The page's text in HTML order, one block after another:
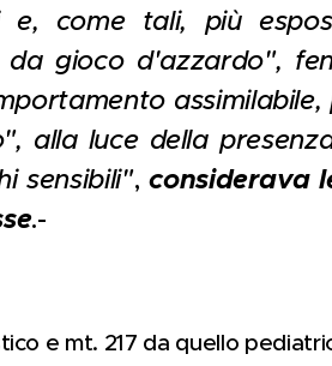
e, come tali, più
gioco d'azzardo",
alla luce della
sensibili",considerava
.-
e mt. 217 da quello